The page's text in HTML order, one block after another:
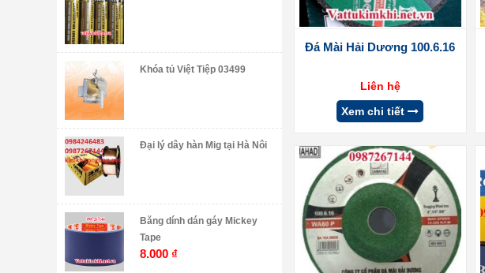
Đá Mài Hải Dương 100.6.16
Liên hệ
Xem chi tiết
Khóa tủ Việt Tiệp 03499
Đại lý dây hàn Mig tại Hà Nôi
Băng dính dán gáy Mickey
Tape
8.000 ₫